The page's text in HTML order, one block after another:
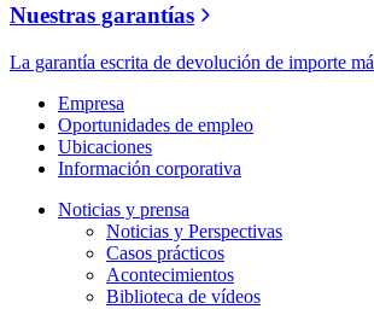
Nuestras garantías
La garantía escrita de devolución de importe
Empresa
Oportunidades de empleo
Ubicaciones
Información corporativa
Noticias y prensa
Noticias y Perspectivas
Casos prácticos
Acontecimientos
Biblioteca de vídeos